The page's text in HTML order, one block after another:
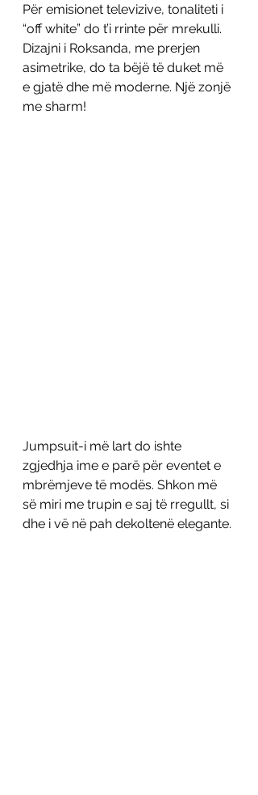
Për emisionet televizive, tonaliteti i
“off white” do t’i rrinte për mrekulli.
Dizajni i Roksanda, me prerjen
asimetrike, do ta bëjë të duket më
e gjatë dhe më moderne. Një zonjë
me sharm!
Jumpsuit-i më lart do ishte
zgjedhja ime e parë për eventet e
mbrëmjeve të modës. Shkon më
së miri me trupin e saj të rregullt, si
dhe i vë në pah dekoltenë elegante.